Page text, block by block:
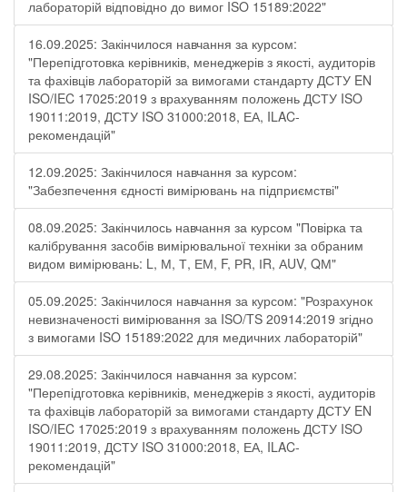
лабораторій відповідно до вимог ISO 15189:2022"
16.09.2025: Закінчилося навчання за курсом:
"Перепідготовка керівників, менеджерів з якості, аудиторів
та фахівців лабораторій за вимогами стандарту ДСТУ EN
ISO/IEC 17025:2019 з врахуванням положень ДСТУ ISO
19011:2019, ДСТУ ISO 31000:2018, ЕА, ILAC-
рекомендацій"
12.09.2025: Закінчилося навчання за курсом:
"Забезпечення єдності вимірювань на підприємстві"
08.09.2025: Закінчилось навчання за курсом "Повірка та
калібрування засобів вимірювальної техніки за обраним
видом вимірювань: L, М, Т, ЕМ, F, РR, ІR, АUV, QМ"
05.09.2025: Закінчилося навчання за курсом: "Розрахунок
невизначеності вимірювання за ISO/TS 20914:2019 згідно
з вимогами ISO 15189:2022 для медичних лабораторій"
29.08.2025: Закінчилося навчання за курсом:
"Перепідготовка керівників, менеджерів з якості, аудиторів
та фахівців лабораторій за вимогами стандарту ДСТУ EN
ISO/IEC 17025:2019 з врахуванням положень ДСТУ ISO
19011:2019, ДСТУ ISO 31000:2018, ЕА, ILAC-
рекомендацій"